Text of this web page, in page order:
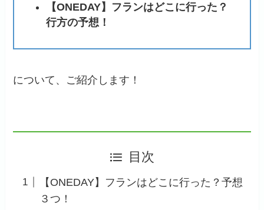
【ONEDAY】フランはどこに行った？
行方の予想！
について、ご紹介します！
目次
【ONEDAY】フランはどこに行った？予想
３つ！